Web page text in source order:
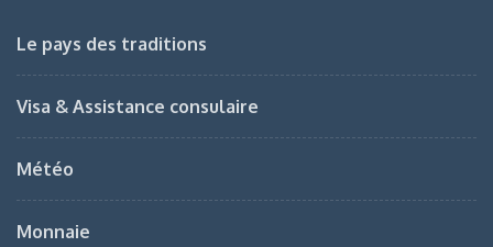
Le pays des traditions
Visa & Assistance consulaire
Météo
Monnaie